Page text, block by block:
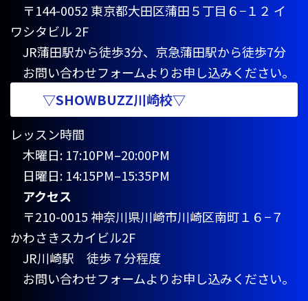
〒144-0052 東京都大田区蒲田５丁目６−１２ イ
ワシタビル 2F
JR蒲田駅から徒歩3分、京急蒲田駅から徒歩7分
お問い合わせフォームよりお申し込みください。
▽SHOWBUZZ川崎校▽
レッスン時間
木曜日: 17:10PM–20:00PM
日曜日: 14:15PM–15:35PM
アクセス
〒210-0015 神奈川県川崎市川崎区南町１６−７
かわさきスカイビル2F
JR川崎駅 徒歩７分程度
お問い合わせフォームよりお申し込みください。